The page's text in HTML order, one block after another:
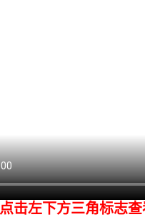
点击左下方三角标志